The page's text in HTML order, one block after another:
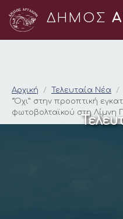
ΔΗΜΟΣ
“Όχι”
Αρχική
Τελευταία Νέα
“Όχι” στην προοπτική
φωτοβολταϊκού στη Λίμνη